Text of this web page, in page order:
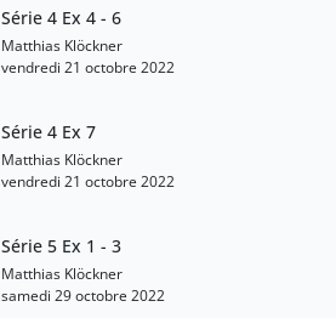
Série 4 Ex 4 - 6
Matthias Klöckner
vendredi 21 octobre 2022
Série 4 Ex 7
Matthias Klöckner
vendredi 21 octobre 2022
Série 5 Ex 1 - 3
Matthias Klöckner
samedi 29 octobre 2022